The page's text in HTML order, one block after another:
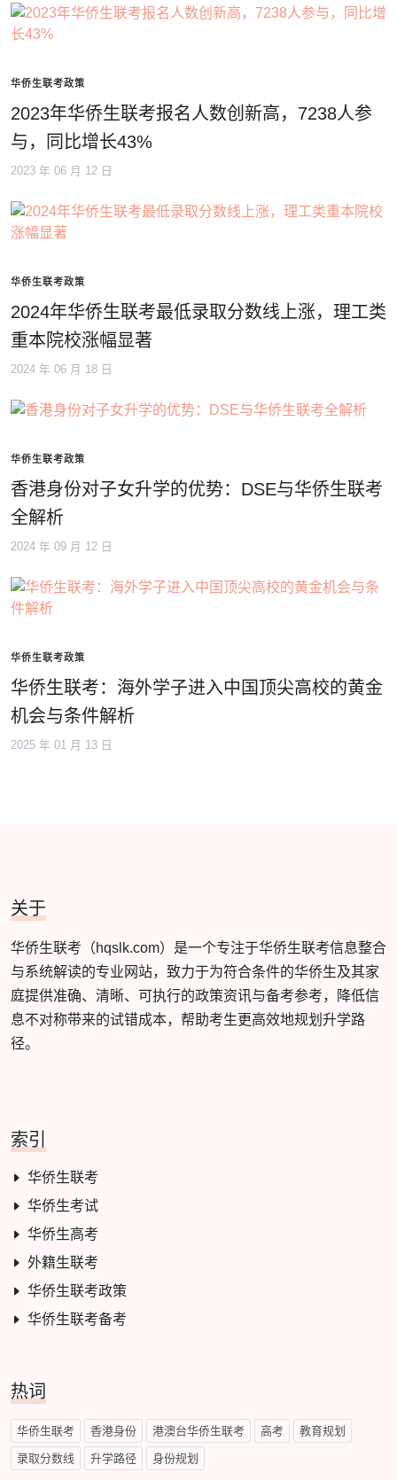
华侨生联考政策
2023年华侨生联考报名人数创新高，7238人参
与，同比增长43%
2023 年 06 月 12 日
华侨生联考政策
2024年华侨生联考最低录取分数线上涨，理工类
重本院校涨幅显著
2024 年 06 月 18 日
华侨生联考政策
香港身份对子女升学的优势：DSE与华侨生联考
全解析
2024 年 09 月 12 日
华侨生联考政策
华侨生联考：海外学子进入中国顶尖高校的黄金
机会与条件解析
2025 年 01 月 13 日
关于
华侨生联考（hqslk.com）是一个专注于华侨生联考信息整合
与系统解读的专业网站，致力于为符合条件的华侨生及其家
庭提供准确、清晰、可执行的政策资讯与备考参考，降低信
息不对称带来的试错成本，帮助考生更高效地规划升学路
径。
索引
华侨生联考
华侨生考试
华侨生高考
外籍生联考
华侨生联考政策
华侨生联考备考
热词
华侨生联考 香港身份 港澳台华侨生联考 高考 教育规划
录取分数线 升学路径 身份规划